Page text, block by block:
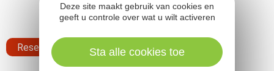
Reserveren
Deze site maakt gebruik van cookies en
geeft u controle over wat u wilt activeren
Sta alle cookies toe